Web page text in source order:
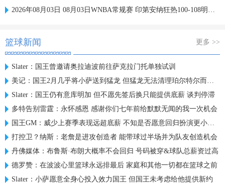
2026年08月03日 08月03日WNBA常规赛 印第安纳狂热100-108明尼苏达山猫 全场集锦
篮球新闻 更多 >>
Slater：国王曾邀请奥拉迪波前往萨克拉门托单独试训
美记：国王2月几乎将小萨送到猛龙 但猛龙无法清理珀尔特尔而告吹
Slater：国王仍有意库明加 但不愿先签后换只能提供底薪 谈判停滞
多特告别雷霆：永怀感恩 感谢你们七年前给默默无闻的我一次机会
国王GM：威少上赛季表现远超底薪 不知是否愿意回归扮演更小角色
打控卫？纳斯：老詹是进攻创造者 能带球过半场并为队友创造机会
丹佛媒体：布鲁斯·布朗大概率不会回归 号码被穿&球队总薪资过高
德罗赞：在波波心里篮球永远排最后 家庭和其他一切都在篮球之前
Slater：小萨愿意全身心投入效力国王 但国王未考虑给他提供新约